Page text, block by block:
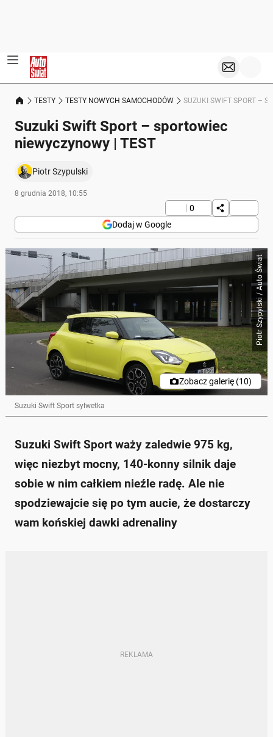
TESTY TESTY NOWYCH SAMOCHODÓW SUZUKI SWIFT SPORT –
Suzuki Swift Sport – sportowiec
niewyczynowy | TEST
Piotr Szypulski
8 grudnia 2018, 10:55
0
Dodaj w Google
Piotr Szypylski / Auto Świat
Zobacz galerię (10)
Suzuki Swift Sport sylwetka
Suzuki Swift Sport waży zaledwie 975 kg,
więc niezbyt mocny, 140-konny silnik daje
sobie w nim całkiem nieźle radę. Ale nie
spodziewajcie się po tym aucie, że dostarczy
wam końskiej dawki adrenaliny